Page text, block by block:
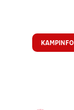
KAMPINFO